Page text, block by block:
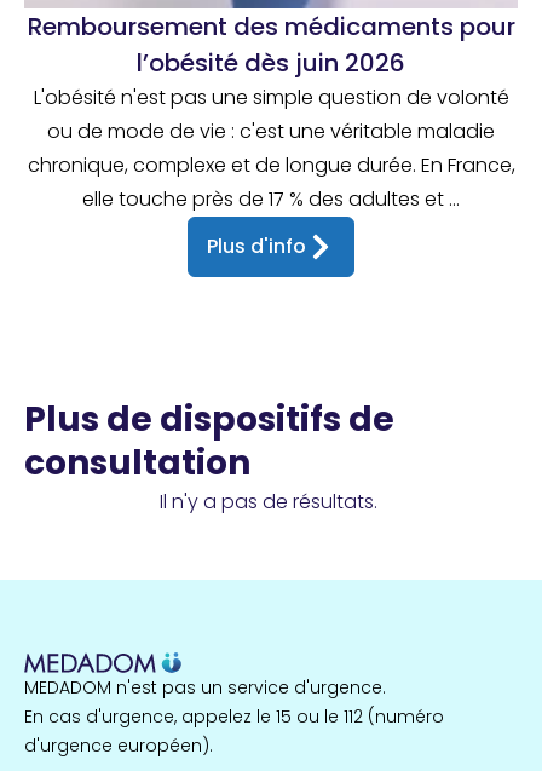
Remboursement des médicaments pour
l’obésité dès juin 2026
L'obésité n'est pas une simple question de volonté
ou de mode de vie : c'est une véritable maladie
chronique, complexe et de longue durée. En France,
elle touche près de 17 % des adultes et ...
Plus d'info
Plus de dispositifs de
consultation
Il n'y a pas de résultats.
MEDADOM n'est pas un service d'urgence.
En cas d'urgence, appelez le 15 ou le 112 (numéro
d'urgence européen).